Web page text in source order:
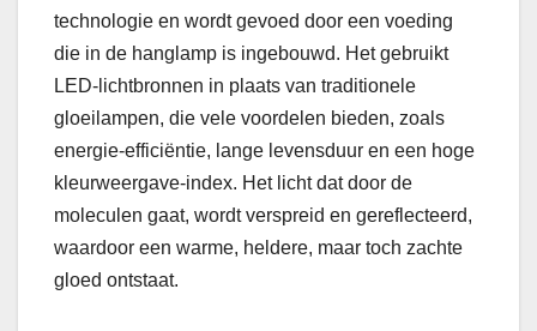
technologie en wordt gevoed door een voeding
die in de hanglamp is ingebouwd. Het gebruikt
LED-lichtbronnen in plaats van traditionele
gloeilampen, die vele voordelen bieden, zoals
energie-efficiëntie, lange levensduur en een hoge
kleurweergave-index. Het licht dat door de
moleculen gaat, wordt verspreid en gereflecteerd,
waardoor een warme, heldere, maar toch zachte
gloed ontstaat.